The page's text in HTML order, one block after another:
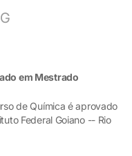
em Mestrado
de Química é aprovado
Federal Goiano -- Rio